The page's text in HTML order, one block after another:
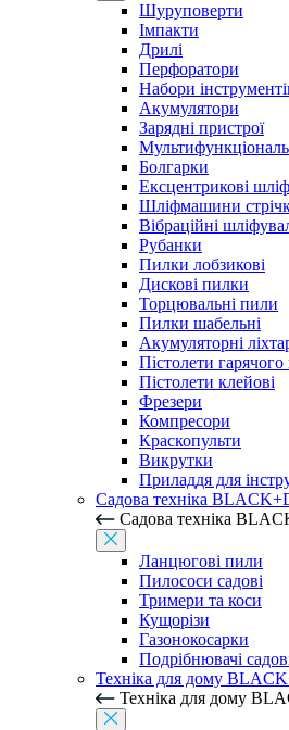
Шуруповерти
Імпакти
Дрилі
Перфоратори
Набори
Акумулятори
Зарядні пристрої
Болгарки
Ексцентрикові
Шліфмашини
Вібраційні
Рубанки
Пилки лобзикові
Дискові пилки
Торцювальні пили
Пилки шабельні
Акумуляторні
Пістолети гарячого
Пістолети клейові
Фрезери
Компресори
Краскопульти
Викрутки
Приладдя для
Садова техніка
Садова техніка
Ланцюгові пили
Пилососи садові
Тримери та коси
Кущорізи
Газонокосарки
Подрібнювачі
Техніка для дому
Техніка для дому